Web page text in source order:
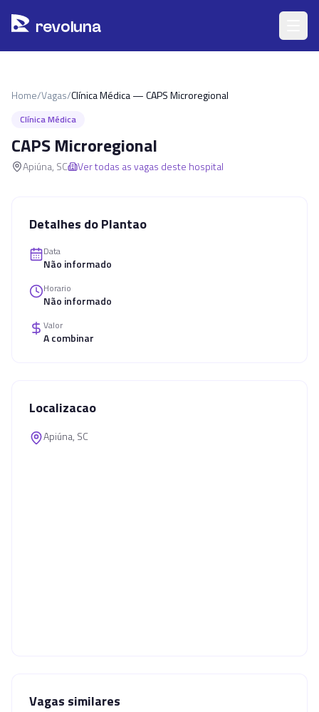
revoluna
Home/Vagas/Clínica Médica — CAPS Microregional
Clínica Médica
CAPS Microregional
Apiúna, SC Ver todas as vagas deste hospital
Detalhes do Plantao
Data
Não informado
Horario
Não informado
Valor
A combinar
Localizacao
Apiúna, SC
Vagas similares